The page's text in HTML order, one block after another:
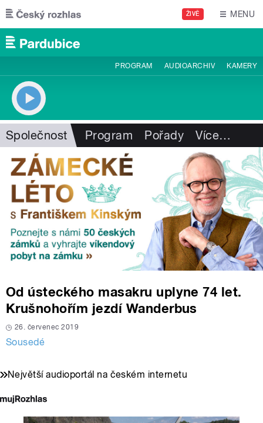
Přejít k hlavnímu obsahu
ŽIVĚ MENU
PROGRAM AUDIOARCHIV KAMERY
Společnost Program Pořady Více…
Od ústeckého masakru uplyne 74 let.
Krušnohořím jezdí Wanderbus
26. červenec 2019
Sousedé
Největší audioportál na českém internetu